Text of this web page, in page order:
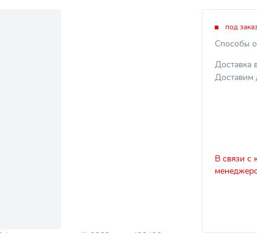
под заказ
Способы
Доставка
Доставим
В связи с